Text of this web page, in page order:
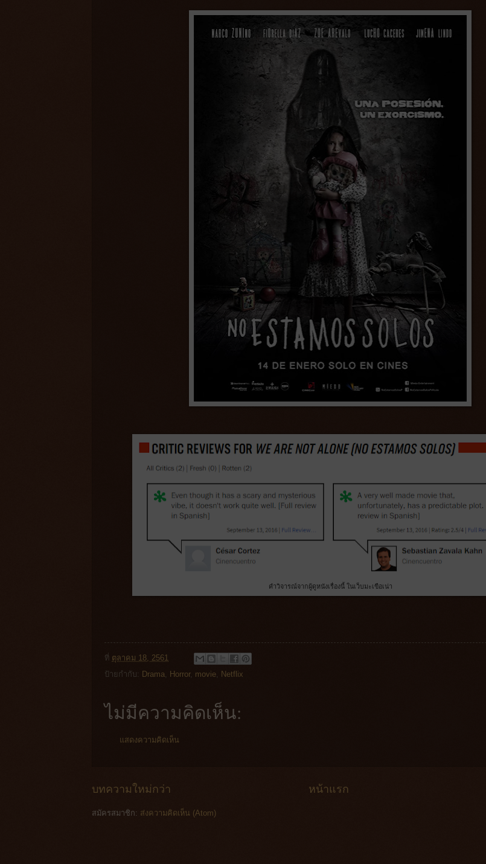
คำวิจารณ์จากผู้ดูหนังเรื่องนี้ ในเว็บมะเขือเน่า
ที่ ตุลาคม 18, 2561
ป้ายกำกับ: Drama, Horror, movie, Netflix
ไม่มีความคิดเห็น:
แสดงความคิดเห็น
บทความใหม่กว่า หน้าแรก
สมัครสมาชิก: ส่งความคิดเห็น (Atom)